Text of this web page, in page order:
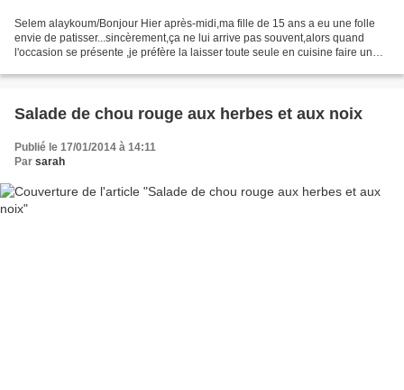
Selem alaykoum/Bonjour Hier après-midi,ma fille de 15 ans a eu une folle
envie de patisser...sincèrement,ça ne lui arrive pas souvent,alors quand
l'occasion se présente ,je préfère la laisser toute seule en cuisine faire un
Salade de chou rouge aux herbes et aux noix
Publié le 17/01/2014 à 14:11
Par sarah